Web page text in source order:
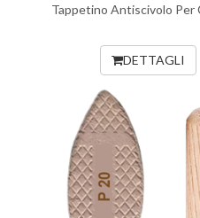
Tappetino Antiscivolo Per
DETTAGLI